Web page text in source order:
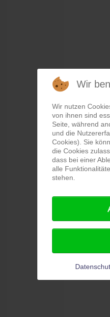
Wir
Wir nutzen
von ihnen sind
Seite, während
und die
Cookies). Sie
die Cookies
dass bei einer
alle
stehen.